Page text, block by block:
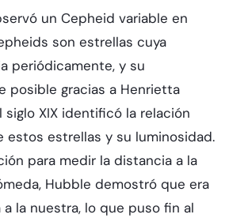
un Cepheid variable en
son estrellas cuya
periódicamente, y su
posible gracias a Henrietta
XIX identificó la relación
estos estrellas y su luminosidad.
para medir la distancia a la
Hubble demostró que era
a la nuestra, lo que puso fin al